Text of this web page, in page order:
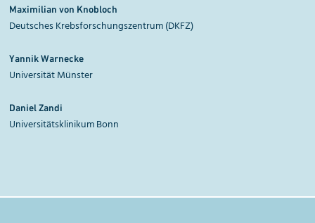
Maximilian von Knobloch
Deutsches Krebsforschungszentrum (DKFZ)
Yannik Warnecke
Universität Münster
Daniel Zandi
Universitätsklinikum Bonn